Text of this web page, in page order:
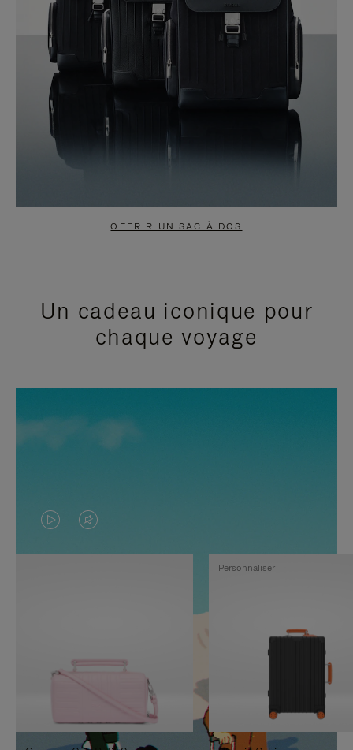
OFFRIR UN SAC À DOS
Un cadeau iconique pour
chaque voyage
LA
VIDÉO
PAUSE,
APPUYEZ
SUR
LE
SON
DÉSACTIVÉ.
VEUILLEZ
Personnaliser